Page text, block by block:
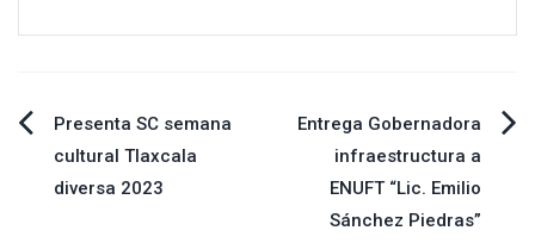
Navegación
de
Presenta SC semana
cultural Tlaxcala
diversa 2023
Entrega Gobernadora
infraestructura a
ENUFT “Lic. Emilio
Sánchez Piedras”